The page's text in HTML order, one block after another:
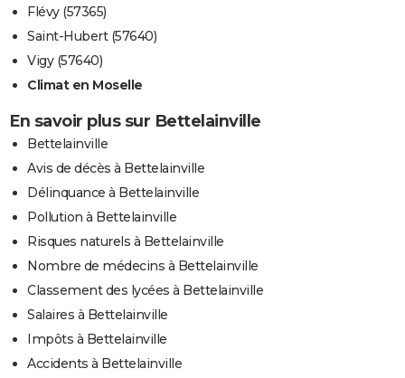
Flévy (57365)
Saint-Hubert (57640)
Vigy (57640)
Climat en Moselle
En savoir plus sur Bettelainville
Bettelainville
Avis de décès à Bettelainville
Délinquance à Bettelainville
Pollution à Bettelainville
Risques naturels à Bettelainville
Nombre de médecins à Bettelainville
Classement des lycées à Bettelainville
Salaires à Bettelainville
Impôts à Bettelainville
Accidents à Bettelainville